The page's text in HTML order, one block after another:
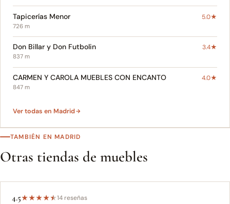
Tapicerías Menor 5.0★
726 m
Don Billar y Don Futbolin 3.4★
837 m
CARMEN Y CAROLA MUEBLES CON ENCANTO 4.0★
847 m
Ver todas en Madrid
TAMBIÉN EN MADRID
Otras tiendas de muebles
4.5★★★★★14 reseñas